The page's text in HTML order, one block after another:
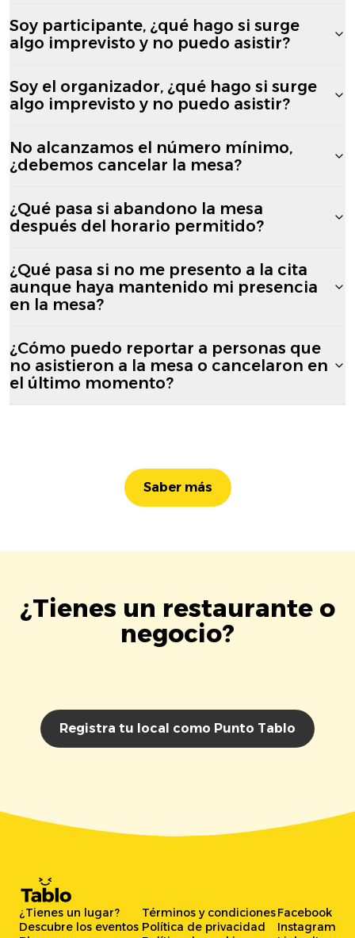
Soy participante, ¿qué hago si surge
algo imprevisto y no puedo asistir?
Soy el organizador, ¿qué hago si surge
algo imprevisto y no puedo asistir?
No alcanzamos el número mínimo,
¿debemos cancelar la mesa?
¿Qué pasa si abandono la mesa
después del horario permitido?
¿Qué pasa si no me presento a la cita
aunque haya mantenido mi presencia
en la mesa?
¿Cómo puedo reportar a personas que
no asistieron a la mesa o cancelaron en
el último momento?
Saber más
¿Tienes un restaurante o
negocio?
Registra tu local como Punto Tablo
¿Tienes un lugar?
Descubre los eventos
Términos y condiciones
Política de privacidad
Facebook
Instagram